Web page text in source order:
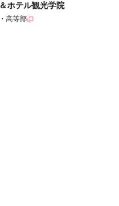
ホテル観光学院
高等部